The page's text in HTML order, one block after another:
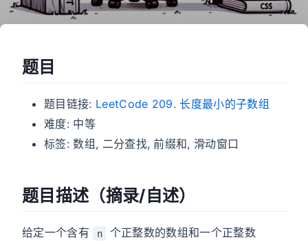
题目
题目链接: LeetCode 209. 长度最小的子数组
难度: 中等
标签: 数组, 二分查找, 前缀和, 滑动窗口
题目描述（摘录/自述）
给定一个含有 n 个正整数的数组和一个正整数